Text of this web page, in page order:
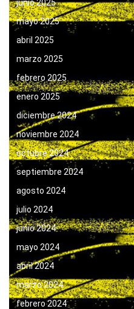
junio 2025
mayo 2025
abril 2025
marzo 2025
febrero 2025
enero 2025
diciembre 2024
noviembre 2024
octubre 2024
septiembre 2024
agosto 2024
julio 2024
junio 2024
mayo 2024
abril 2024
marzo 2024
febrero 2024